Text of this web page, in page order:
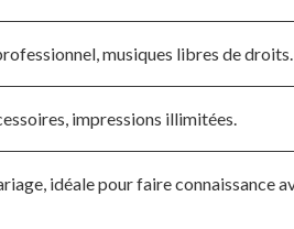
musiques libres de droits.
impressions illimitées.
idéale pour faire connaissance